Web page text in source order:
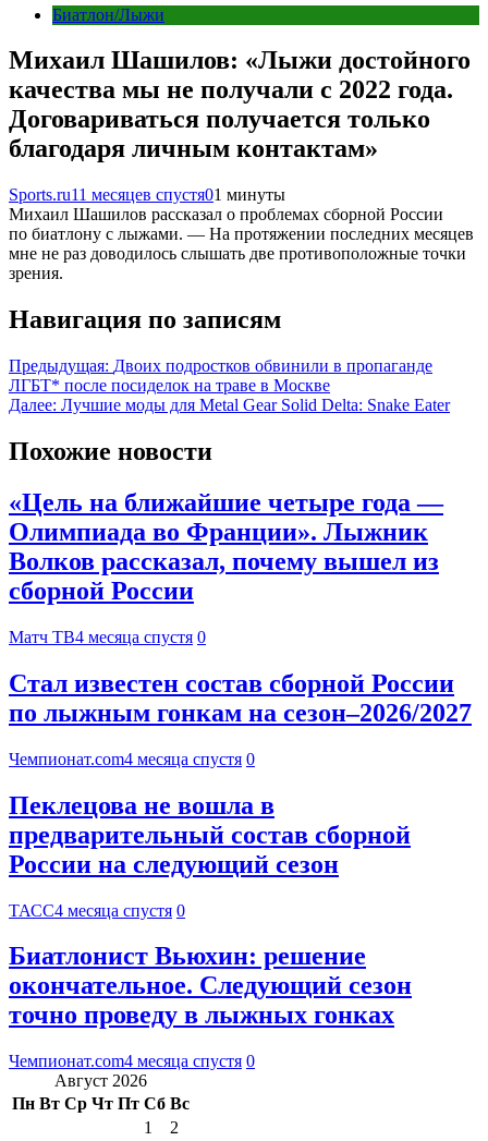
Биатлон/Лыжи
Михаил Шашилов: «Лыжи достойного
качества мы не получали с 2022 года.
Договариваться получается только
благодаря личным контактам»
Sports.ru11 месяцев спустя01 минуты
Михаил Шашилов рассказал о проблемах сборной России
по биатлону с лыжами. — На протяжении последних месяцев
мне не раз доводилось слышать две противоположные точки
зрения.
Навигация по записям
Предыдущая: Двоих подростков обвинили в пропаганде
ЛГБТ* после посиделок на траве в Москве
Далее: Лучшие моды для Metal Gear Solid Delta: Snake Eater
Похожие новости
«Цель на ближайшие четыре года —
Олимпиада во Франции». Лыжник
Волков рассказал, почему вышел из
сборной России
Матч ТВ4 месяца спустя 0
Стал известен состав сборной России
по лыжным гонкам на сезон–2026/2027
Чемпионат.com4 месяца спустя 0
Пеклецова не вошла в
предварительный состав сборной
России на следующий сезон
ТАСС4 месяца спустя 0
Биатлонист Вьюхин: решение
окончательное. Следующий сезон
точно проведу в лыжных гонках
Чемпионат.com4 месяца спустя 0
Август 2026
Пн Вт Ср Чт Пт Сб Вс
1
2